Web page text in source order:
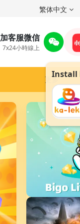
繁体中文
加客服微信
7x24小時線上
Install
更多